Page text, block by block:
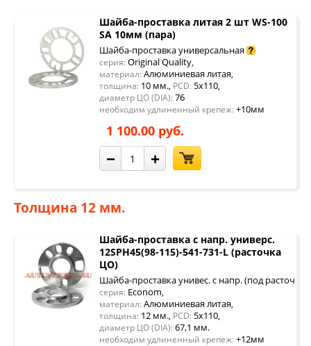
Шайба-проставка литая 2 шт WS-100
SA 10мм (пара)
Шайба-проставка универсальная
серия: Original Quality,
материал: Алюминиевая литая,
толщина: 10 мм., PCD: 5x110,
диаметр ЦО (DIA): 76
необходим удлиненный крепеж: +10мм
1 100.00 руб.
− +
Толщина 12 мм.
Шайба-проставка с напр. универс.
12SPH45(98-115)-541-731-L (расточка
ЦО)
Шайба-проставка унивес. с напр. (под расточку
серия: Econom,
материал: Алюминиевая литая,
толщина: 12 мм., PCD: 5x110,
диаметр ЦО (DIA): 67,1 мм.
необходим удлиненный крепеж: +12мм